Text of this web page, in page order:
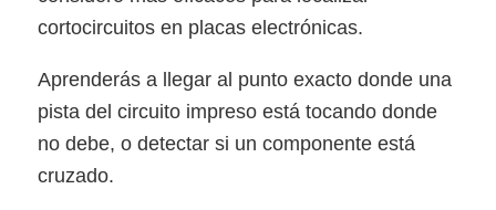
cortocircuitos en placas electrónicas.
Aprenderás a llegar al punto exacto donde una
pista del circuito impreso está tocando donde
no debe, o detectar si un componente está
cruzado.